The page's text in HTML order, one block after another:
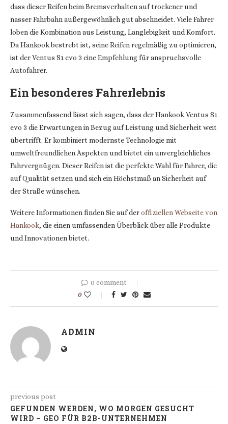
dass dieser Reifen beim Bremsverhalten auf trockener und
nasser Fahrbahn außergewöhnlich gut abschneidet. Viele Fahrer
loben die Kombination aus Leistung, Langlebigkeit und Komfort.
Da Hankook bestrebt ist, seine Reifen regelmäßig zu optimieren,
ist der Ventus S1 evo 3 eine Empfehlung für anspruchsvolle
Autofahrer.
Ein besonderes Fahrerlebnis
Zusammenfassend lässt sich sagen, dass der Hankook Ventus S1
evo 3 die Erwartungen in Bezug auf Leistung und Sicherheit weit
übertrifft. Er kombiniert modernste Technologie mit
umweltfreundlichen Aspekten und bietet ein unvergleichliches
Fahrvergnügen. Dieser Reifen ist die perfekte Wahl für Fahrer, die
auf Qualität setzen und sich ein Höchstmaß an Sicherheit auf
der Straße wünschen.
Weitere Informationen finden Sie auf deroffiziellen Webseite von
Hankook, die einen umfassenden Überblick über alle Produkte
und Innovationen bietet.
0 comment
0
ADMIN
previous post
GEFUNDEN WERDEN, WO MORGEN GESUCHT
WIRD – GEO FÜR B2B-UNTERNEHMEN